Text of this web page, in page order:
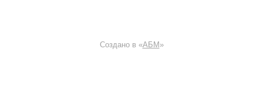
Создано в «АБМ »